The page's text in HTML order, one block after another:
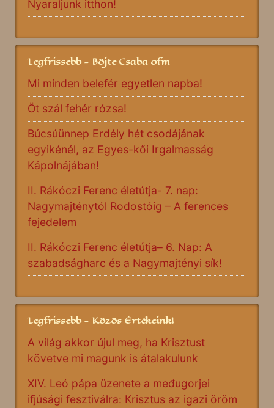
Nyaraljunk itthon!
Legfrissebb - Böjte Csaba ofm
Mi minden belefér egyetlen napba!
Öt szál fehér rózsa!
Búcsúünnep Erdély hét csodájának
egyikénél, az Egyes-kői Irgalmasság
Kápolnájában!
II. Rákóczi Ferenc életútja- 7. nap:
Nagymajténytól Rodostóig – A ferences
fejedelem
II. Rákóczi Ferenc életútja– 6. Nap: A
szabadságharc és a Nagymajtényi sík!
Legfrissebb - Közös Értékeink!
A világ akkor újul meg, ha Krisztust
követve mi magunk is átalakulunk
XIV. Leó pápa üzenete a međugorjei
ifjúsági fesztiválra: Krisztus az igazi öröm